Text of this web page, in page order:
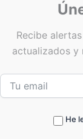
Recibe
actualizados y
He